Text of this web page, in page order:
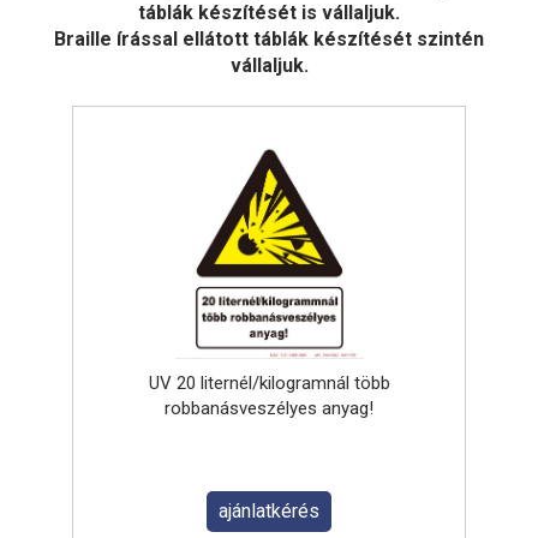
táblák készítését is vállaljuk.
Braille írással ellátott táblák készítését szintén
vállaljuk.
UV 20 liternél/kilogramnál több
robbanásveszélyes anyag!
ajánlatkérés